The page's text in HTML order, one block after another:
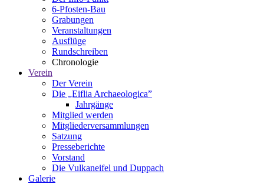
6-Pfosten-Bau
Grabungen
Veranstaltungen
Ausflüge
Rundschreiben
Chronologie
Verein
Der Verein
Die „Eiflia Archaeologica”
Jahrgänge
Mitglied werden
Mitgliederversammlungen
Satzung
Presseberichte
Vorstand
Die Vulkaneifel und Duppach
Galerie